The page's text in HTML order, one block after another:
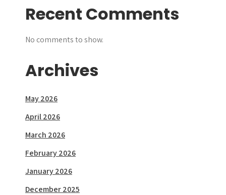
Recent Comments
No comments to show.
Archives
May 2026
April 2026
March 2026
February 2026
January 2026
December 2025